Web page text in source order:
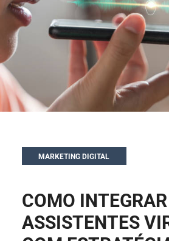
MARKETING DIGITAL
COMO INTEGRAR
ASSISTENTES